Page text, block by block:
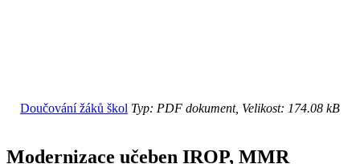
Doučování žáků škol Typ: PDF dokument, Velikost: 174.08 kB
Modernizace učeben IROP, MMR